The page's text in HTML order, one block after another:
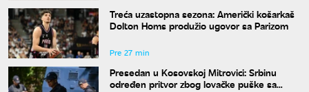
Treća uzastopna sezona: Američki košarkaš
Dolton Homs produžio ugovor sa Parizom
Pre 27 min
Presedan u Kosovskoj Mitrovici: Srbinu
određen pritvor zbog lovačke puške sa